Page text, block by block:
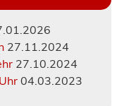
27.11.2024
27.10.2024
04.03.2023